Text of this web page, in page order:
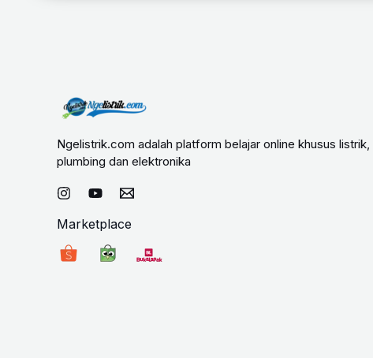
Ngelistrik.com adalah platform belajar online khusus listrik,
plumbing dan elektronika
Marketplace